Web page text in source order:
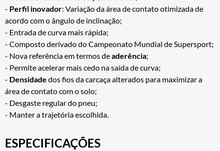
- Perfil inovador: Variação da área de contato otimizada de
acordo com o ângulo de inclinação;
- Entrada de curva mais rápida;
- Composto derivado do Campeonato Mundial de Supersport;
- Nova referência em termos deaderência;
- Permite acelerar mais cedo na saída de curva;
- Densidade dos fios da carcaça alterados para maximizar a
área de contato com o solo;
- Desgaste regular do pneu;
- Manter a trajetória escolhida.
ESPECIFICAÇÕES